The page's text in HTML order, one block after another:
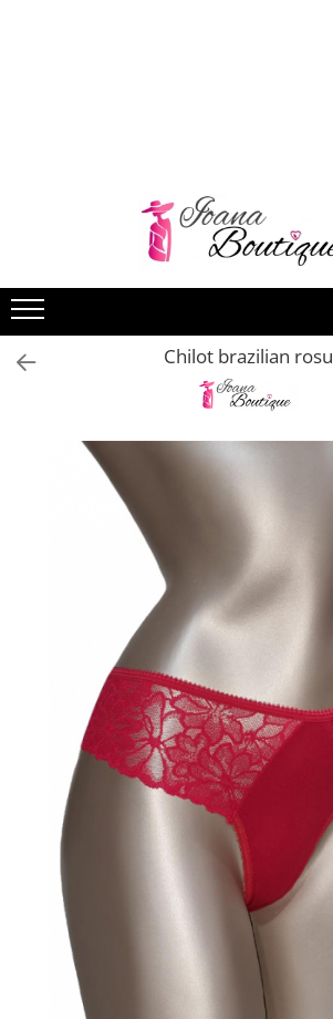
Chiloti clasici
Chiloti tanga
Compleuri & body-uri
Maiouri dama
Chilot brazilian rosu